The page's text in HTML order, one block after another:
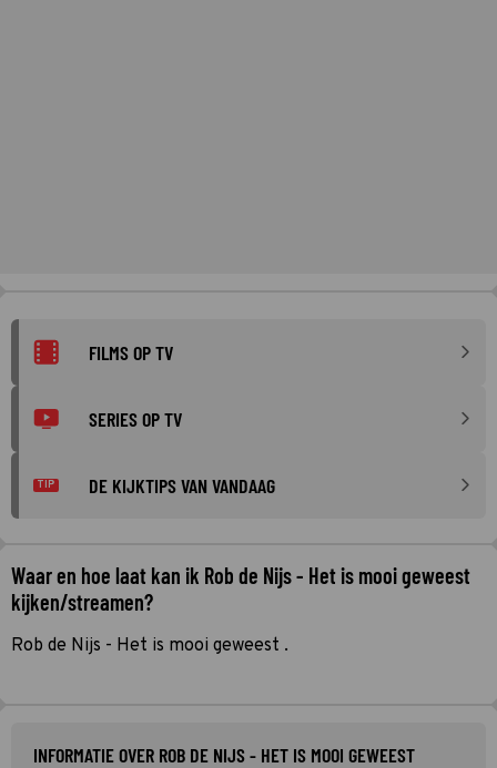
FILMS OP TV
SERIES OP TV
TIP DE KIJKTIPS VAN VANDAAG
Waar en hoe laat kan ik Rob de Nijs - Het is mooi geweest
kijken/streamen?
Rob de Nijs - Het is mooi geweest .
INFORMATIE OVER ROB DE NIJS - HET IS MOOI GEWEEST